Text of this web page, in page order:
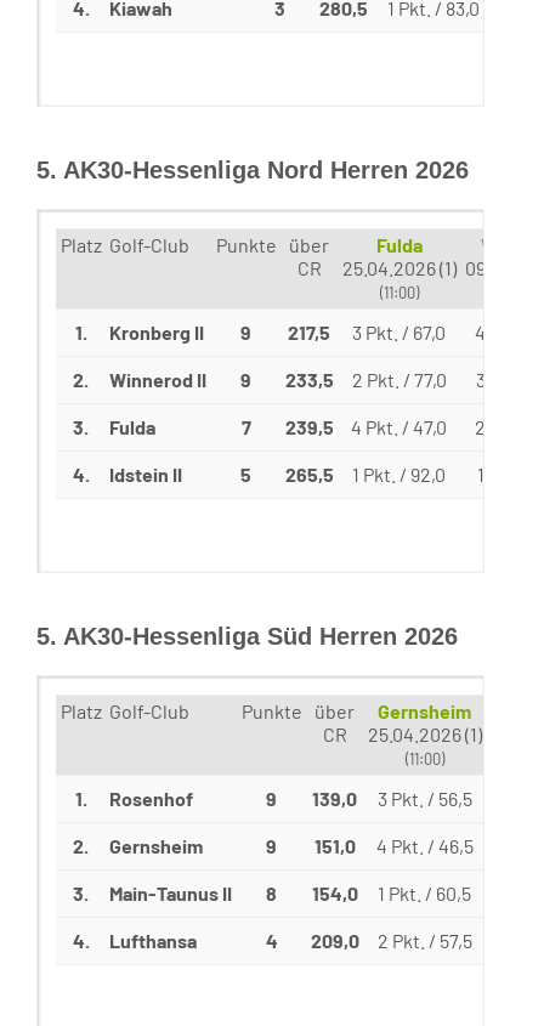
4. Kiawah 3 280,5 1 Pkt. / 83,0
5. AK30-Hessenliga Nord Herren 2026
Platz Golf-Club Punkte
über
CR
Fulda
25.04.2026 (1)
(11:00)
1. Kronberg II 9 217,5 3 Pkt. / 67,0 4 Pkt. /
2. Winnerod II 9 233,5 2 Pkt. / 77,0 3 Pkt. /
3. Fulda 7 239,5 4 Pkt. / 47,0 2 Pkt. /
4. Idstein II 5 265,5 1 Pkt. / 92,0 1 Pkt. /
5. AK30-Hessenliga Süd Herren 2026
Platz Golf-Club Punkte
über
CR
Gernsheim
25.04.2026 (1)
(11:00)
1. Rosenhof 9 139,0 3 Pkt. / 56,5
2. Gernsheim 9 151,0 4 Pkt. / 46,5
3. Main-Taunus II 8 154,0 1 Pkt. / 60,5
4. Lufthansa 4 209,0 2 Pkt. / 57,5